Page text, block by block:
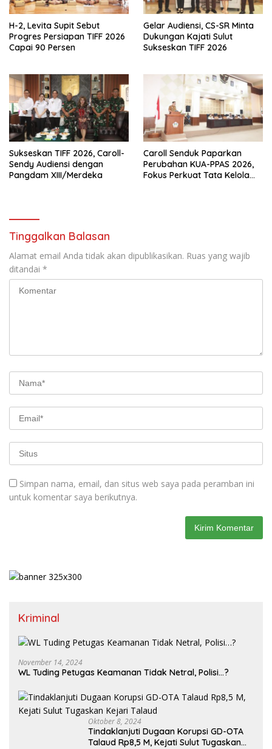
H-2, Levita Supit Sebut
Progres Persiapan TIFF 2026
Capai 90 Persen
Gelar Audiensi, CS-SR Minta
Dukungan Kajati Sulut
Sukseskan TIFF 2026
Sukseskan TIFF 2026, Caroll-
Sendy Audiensi dengan
Pangdam XIII/Merdeka
Caroll Senduk Paparkan
Perubahan KUA-PPAS 2026,
Fokus Perkuat Tata Kelola
Tinggalkan Balasan
Alamat email Anda tidak akan dipublikasikan. Ruas yang wajib
ditandai *
Simpan nama, email, dan situs web saya pada peramban ini
untuk komentar saya berikutnya.
Kriminal
November 14, 2024
WL Tuding Petugas Keamanan Tidak Netral, Polisi…?
Oktober 8, 2024
Tindaklanjuti Dugaan Korupsi GD-OTA
Talaud Rp8,5 M, Kejati Sulut Tugaskan